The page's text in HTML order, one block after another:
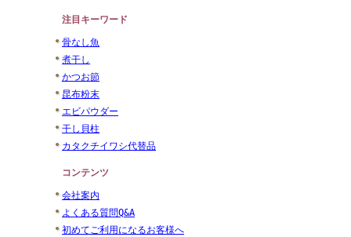
注目キーワード
骨なし魚
煮干し
かつお節
昆布粉末
エビパウダー
干し貝柱
カタクチイワシ代替品
コンテンツ
会社案内
よくある質問Q&A
初めてご利用になるお客様へ